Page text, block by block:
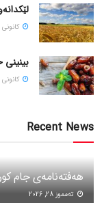
كانونی
بینینی
كانونی
Recent News
هەفتەنامەی جام
ته‌مموز 28, 2026